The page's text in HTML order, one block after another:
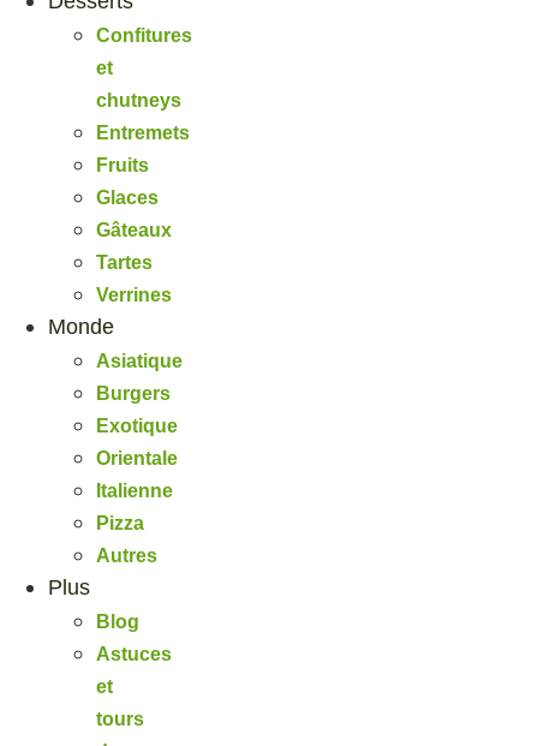
Confitures
et
chutneys
Entremets
Fruits
Glaces
Gâteaux
Tartes
Verrines
Monde
Asiatique
Burgers
Exotique
Orientale
Italienne
Pizza
Autres
Plus
Blog
Astuces
et
tours